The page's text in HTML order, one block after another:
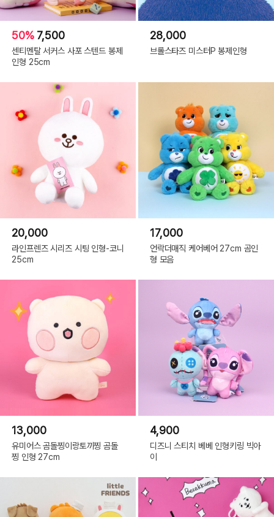
50% 7,500
센티멘탈 서커스 사포 스텐드 봉제
인형 25cm
28,000
브롤스타즈 미스터P 봉제인형
20,000
라인프렌즈 시리즈 시팅 인형-코니
25cm
17,000
언락더매직 케어베어 27cm 곰인
형 모음
13,000
유미어스 곰돌찡이랑토끼찡 곰돌
찡 인형 27cm
4,900
디즈니 스티치 베베 인형키링 빅아
이